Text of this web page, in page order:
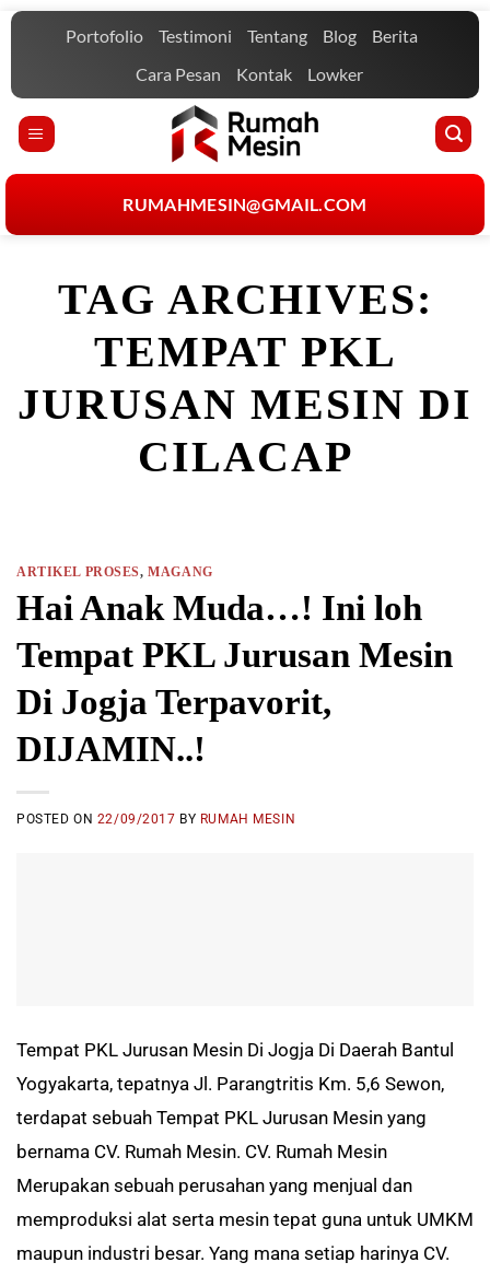
Skip
Portofolio Testimoni Tentang Blog
Berita
Cara Pesan
Kontak Lowker
RUMAHMESIN@GMAIL.COM
TAG ARCHIVES:
TEMPAT PKL
JURUSAN MESIN DI
CILACAP
ARTIKEL PROSES,MAGANG
Hai Anak Muda…! Ini loh
Tempat PKL Jurusan Mesin
Di Jogja Terpavorit,
DIJAMIN..!
POSTED ON 22/09/2017 BY RUMAH MESIN
Tempat PKL Jurusan Mesin Di Jogja Di Daerah Bantul
Yogyakarta, tepatnya Jl. Parangtritis Km. 5,6 Sewon,
terdapat sebuah Tempat PKL Jurusan Mesin yang
bernama CV. Rumah Mesin. CV. Rumah Mesin
Merupakan sebuah perusahan yang menjual dan
memproduksi alat serta mesin tepat guna untuk UMKM
maupun industri besar. Yang mana setiap harinya CV.